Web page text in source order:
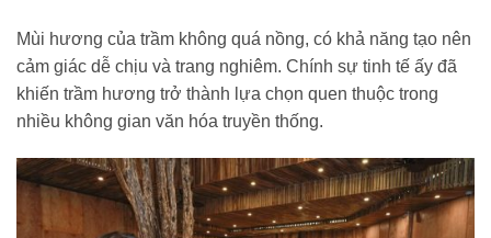
Mùi hương của trầm không quá nồng, có khả năng tạo nên
cảm giác dễ chịu và trang nghiêm. Chính sự tinh tế ấy đã
khiến trầm hương trở thành lựa chọn quen thuộc trong
nhiều không gian văn hóa truyền thống.